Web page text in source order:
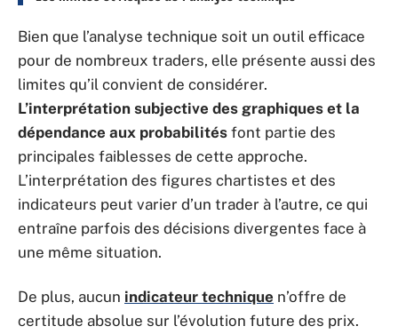
Bien que l’analyse technique soit un outil efficace
pour de nombreux traders, elle présente aussi des
limites qu’il convient de considérer.
L’interprétation subjective des graphiques et la
dépendance aux probabilités font partie des
principales faiblesses de cette approche.
L’interprétation des figures chartistes et des
indicateurs peut varier d’un trader à l’autre, ce qui
entraîne parfois des décisions divergentes face à
une même situation.
De plus, aucun indicateur technique n’offre de
certitude absolue sur l’évolution future des prix.